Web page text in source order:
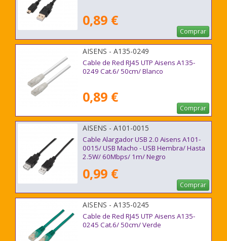
0,89 €
Comprar
AISENS - A135-0249
Cable de Red RJ45 UTP Aisens A135-
0249 Cat.6/ 50cm/ Blanco
0,89 €
Comprar
AISENS - A101-0015
Cable Alargador USB 2.0 Aisens A101-
0015/ USB Macho - USB Hembra/ Hasta
2.5W/ 60Mbps/ 1m/ Negro
0,99 €
Comprar
AISENS - A135-0245
Cable de Red RJ45 UTP Aisens A135-
0245 Cat.6/ 50cm/ Verde